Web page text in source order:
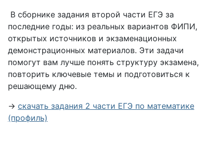
В сборнике задания второй части ЕГЭ за
последние годы: из реальных вариантов ФИПИ,
открытых источников и экзаменационных
демонстрационных материалов. Эти задачи
помогут вам лучше понять структуру экзамена,
повторить ключевые темы и подготовиться к
решающему дню.
→ скачать задания 2 части ЕГЭ по математике
(профиль)